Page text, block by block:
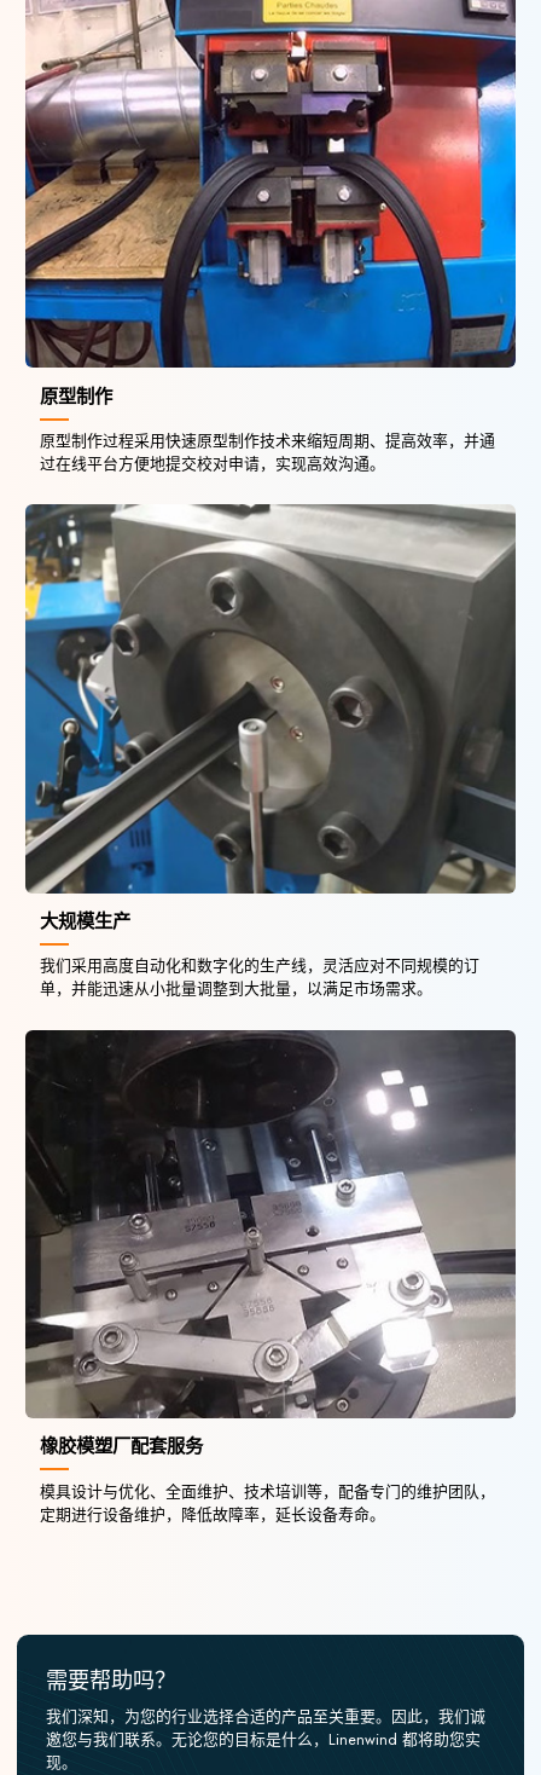
原型制作
原型制作过程采用快速原型制作技术来缩短周期、提高效率，并通
过在线平台方便地提交校对申请，实现高效沟通。
大规模生产
我们采用高度自动化和数字化的生产线，灵活应对不同规模的订
单，并能迅速从小批量调整到大批量，以满足市场需求。
橡胶模塑厂配套服务
模具设计与优化、全面维护、技术培训等，配备专门的维护团队，
定期进行设备维护，降低故障率，延长设备寿命。
需要帮助吗？
我们深知，为您的行业选择合适的产品至关重要。因此，我们诚
邀您与我们联系。无论您的目标是什么，Linenwind 都将助您实
现。